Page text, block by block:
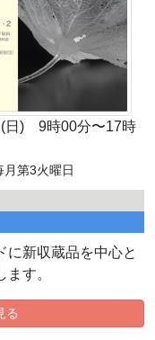
(日) 9時00分〜17時
第3火曜日
に新収蔵品を中心と
す。
る